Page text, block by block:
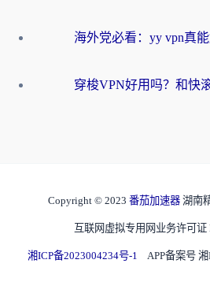
Copyright © 2023 番茄加速器 湖南
互联网虚拟专用网业务许可证
湘ICP备2023004234号-1 APP备案号 湘